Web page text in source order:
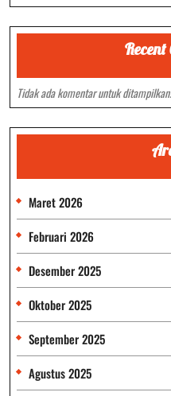
Recent
Tidak ada komentar untuk ditampilkan.
Maret 2026
Februari 2026
Desember 2025
Oktober 2025
September 2025
Agustus 2025